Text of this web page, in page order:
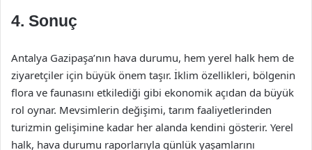
4. Sonuç
Antalya Gazipaşa’nın hava durumu, hem yerel halk hem de
ziyaretçiler için büyük önem taşır. İklim özellikleri, bölgenin
flora ve faunasını etkilediği gibi ekonomik açıdan da büyük
rol oynar. Mevsimlerin değişimi, tarım faaliyetlerinden
turizmin gelişimine kadar her alanda kendini gösterir. Yerel
halk, hava durumu raporlarıyla günlük yaşamlarını